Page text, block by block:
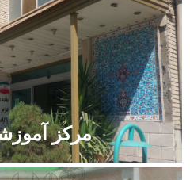
مرکز